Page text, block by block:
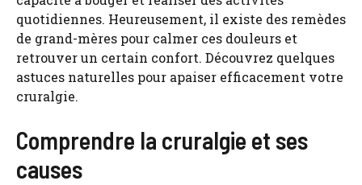
quotidiennes. Heureusement, il existe des remèdes
de grand-mères pour calmer ces douleurs et
retrouver un certain confort. Découvrez quelques
astuces naturelles pour apaiser efficacement votre
cruralgie.
Comprendre la cruralgie et ses
causes